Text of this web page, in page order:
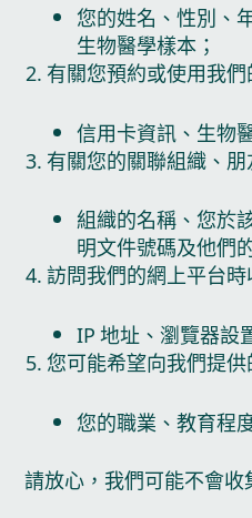
您的姓名、性別、
生物醫學樣本；
有關您預約或使用我
信用卡資訊、生物
有關您的關聯組織、朋
組織的名稱、您於
明文件號碼及他們
訪問我們的網上平台
IP 地址、瀏覽器設
您可能希望向我們提供
您的職業、教育程
請放心，我們可能不會